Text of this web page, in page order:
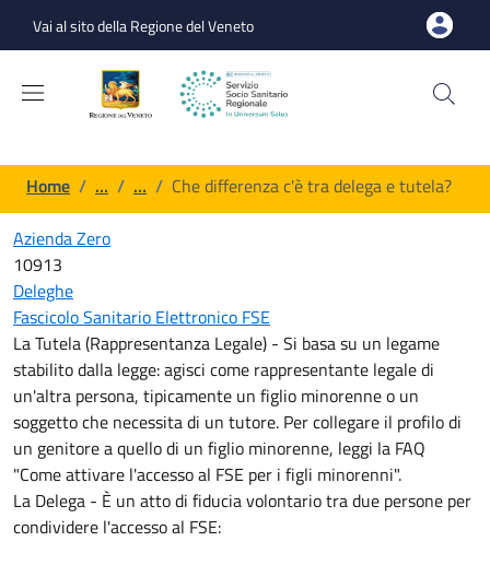
Vai al sito della Regione del Veneto
Briciole di pane
Home / … / … / Che differenza c'è tra delega e tutela?
Azienda Zero
10913
Deleghe
Fascicolo Sanitario Elettronico FSE
La Tutela (Rappresentanza Legale) - Si basa su un legame
stabilito dalla legge: agisci come rappresentante legale di
un'altra persona, tipicamente un figlio minorenne o un
soggetto che necessita di un tutore. Per collegare il profilo di
un genitore a quello di un figlio minorenne, leggi la FAQ
"Come attivare l'accesso al FSE per i figli minorenni".
La Delega - È un atto di fiducia volontario tra due persone per
condividere l'accesso al FSE: